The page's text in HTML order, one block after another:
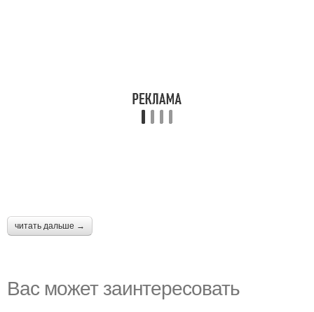
читать дальше →
Вас может заинтересовать